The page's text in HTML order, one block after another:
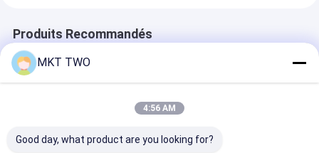
Produits Recommandés
MKT TWO
4:56 AM
Good day, what product are you looking for?